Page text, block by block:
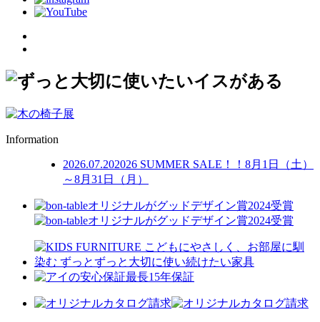
Information
2026.07.202026 SUMMER SALE！！8月1日（土）
～8月31日（月）